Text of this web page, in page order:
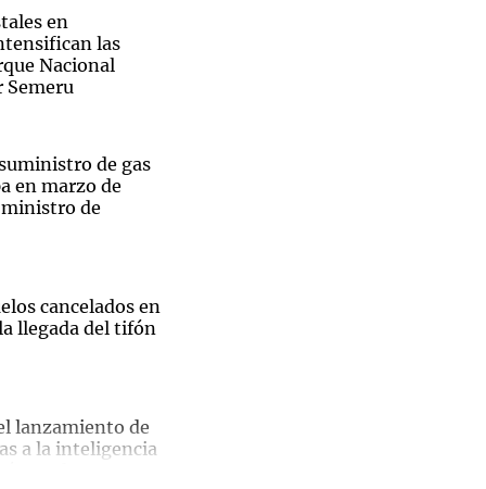
en
las
Nacional
Semeru
de gas
en marzo de
ministro de
cancelados en
llegada del tifón
lanzamiento de
a la inteligencia